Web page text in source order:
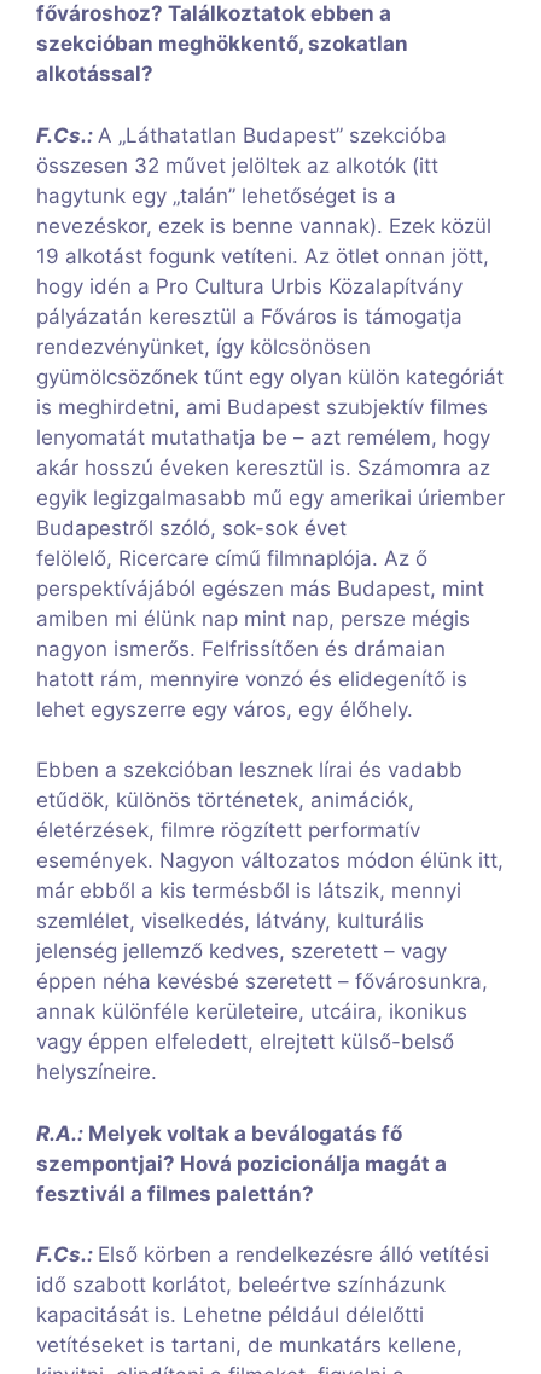
fővároshoz? Találkoztatok ebben a
szekcióban meghökkentő, szokatlan
alkotással?
F.Cs.: A „Láthatatlan Budapest” szekcióba
összesen 32 művet jelöltek az alkotók (itt
hagytunk egy „talán” lehetőséget is a
nevezéskor, ezek is benne vannak). Ezek közül
19 alkotást fogunk vetíteni. Az ötlet onnan jött,
hogy idén a Pro Cultura Urbis Közalapítvány
pályázatán keresztül a Főváros is támogatja
rendezvényünket, így kölcsönösen
gyümölcsözőnek tűnt egy olyan külön kategóriát
is meghirdetni, ami Budapest szubjektív filmes
lenyomatát mutathatja be – azt remélem, hogy
akár hosszú éveken keresztül is. Számomra az
egyik legizgalmasabb mű egy amerikai úriember
Budapestről szóló, sok-sok évet
felölelő, Ricercare című filmnaplója. Az ő
perspektívájából egészen más Budapest, mint
amiben mi élünk nap mint nap, persze mégis
nagyon ismerős. Felfrissítően és drámaian
hatott rám, mennyire vonzó és elidegenítő is
lehet egyszerre egy város, egy élőhely.
Ebben a szekcióban lesznek lírai és vadabb
etűdök, különös történetek, animációk,
életérzések, filmre rögzített performatív
események. Nagyon változatos módon élünk itt,
már ebből a kis termésből is látszik, mennyi
szemlélet, viselkedés, látvány, kulturális
jelenség jellemző kedves, szeretett – vagy
éppen néha kevésbé szeretett – fővárosunkra,
annak különféle kerületeire, utcáira, ikonikus
vagy éppen elfeledett, elrejtett külső-belső
helyszíneire.
R.A.: Melyek voltak a beválogatás fő
szempontjai? Hová pozicionálja magát a
fesztivál a filmes palettán?
F.Cs.: Első körben a rendelkezésre álló vetítési
idő szabott korlátot, beleértve színházunk
kapacitását is. Lehetne például délelőtti
vetítéseket is tartani, de munkatárs kellene,